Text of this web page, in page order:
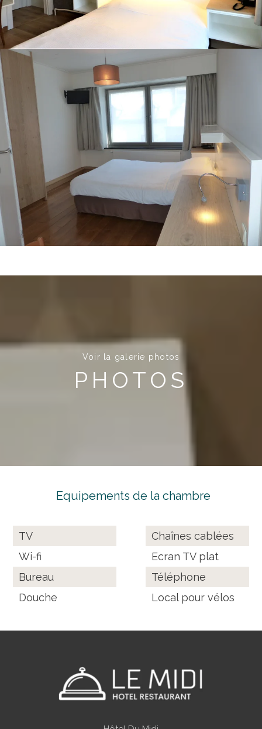
Voir la galerie photos
PHOTOS
Equipements de la chambre
TV
Wi-fi
Bureau
Douche
Chaînes cablées
Ecran TV plat
Téléphone
Local pour vélos